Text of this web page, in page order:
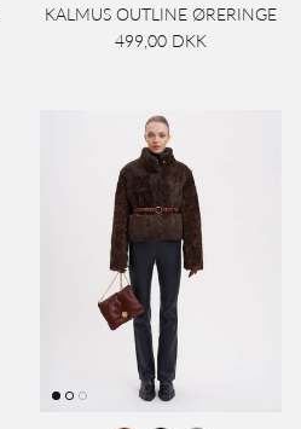
KALMUS OUTLINE ØRERINGE
499,00 DKK